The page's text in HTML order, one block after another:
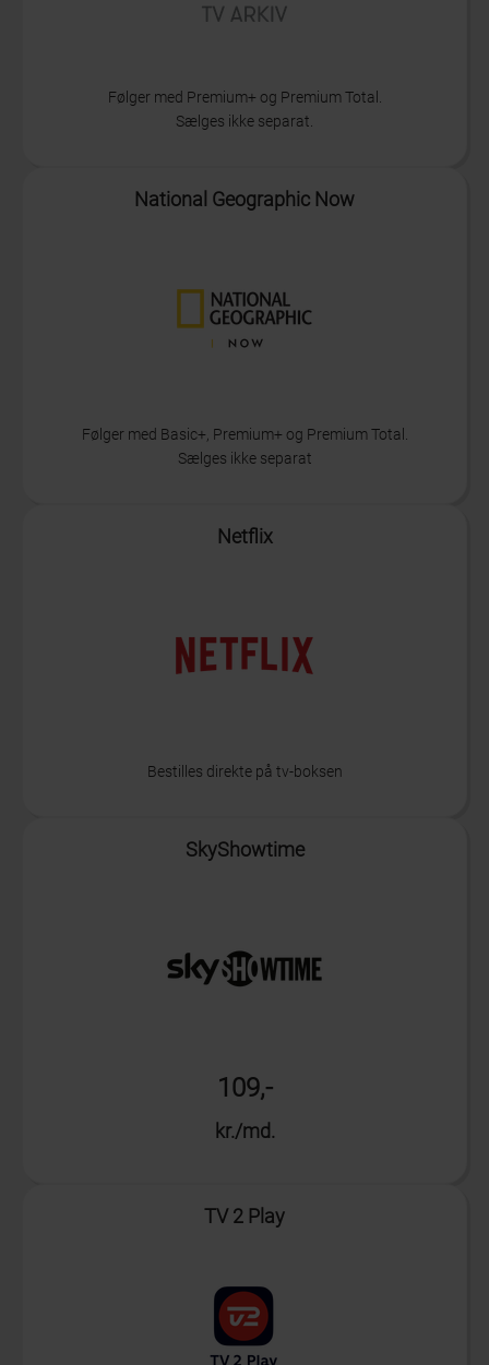
Følger med Premium+ og Premium Total.
Sælges ikke separat.
National Geographic Now
Følger med Basic+, Premium+ og Premium Total.
Sælges ikke separat
Netflix
Bestilles direkte på tv-boksen
SkyShowtime
109,-
kr./md.
TV 2 Play